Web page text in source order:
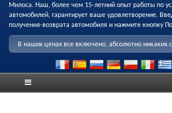
Милоса. Наш, более чем 15-летний опыт работы по
автомобилей, гарантирует ваше удовлетворение.
получения-возврата автомобиля и нажмите кнопку
В наших ценах все включено, абсолютно никаких